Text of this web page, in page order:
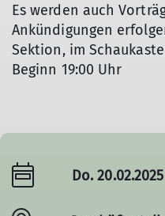
Es werden auch
Ankündigungen
Sektion, im
Beginn 19:00 Uhr
Do.